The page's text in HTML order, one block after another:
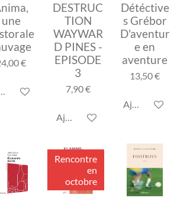
une
€
au panier
DESTRUC
TION
WAYWAR
D PINES -
EPISODE
3
7,90 €
Ajouter au panier
Détéctive
s Grébor
D'aventur
e en
aventure
13,50 €
Ajouter au
Rencontre
en
octobre